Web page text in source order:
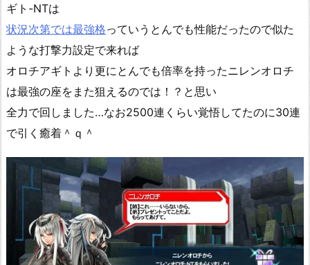
ギト-NTは
状況次第では最強格っていうとんでも性能だったので似た
ような打撃力設定で来れば
オロチアギトより更にとんでも倍率を持ったニレンオロチ
は最強の座をまた狙えるのでは！？と思い
全力で回しました…なお2500連くらい覚悟してたのに30連
で引く癒着＾ｑ＾